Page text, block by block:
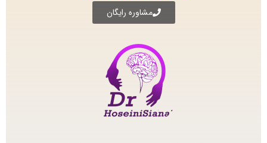
مشاوره رایگان